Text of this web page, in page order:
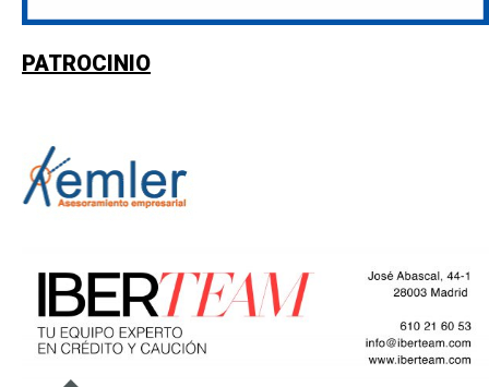
PATROCINIO